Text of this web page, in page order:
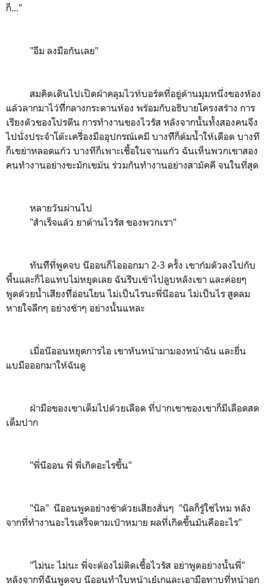
ก็..."
"อืม ลงมือกันเลย"
สมคิดเดินไปเปิดผ้าคลุมไวท์บอร์ดที่อยู่ด้านมุมหนึ่งของห้อง
แล้วลากมาไว้ทีี่กลางกระดานห้อง พร้อมกับอธิบายโครงสร้าง การ
เรียงตัวของโปรตีน การทำงานของไวรัส หลังจากนั้นทั้งสองคนจึง
ไปนั่งประจำโต๊ะเครื่องมืออุปกรณ์เคมี บางทีีก็ต้มน้ำให้เดือด บางที
ก็เขย่าหลอดแก้ว บางทีก็เพาะเชื้อในจานแก้ว ฉันเห็นพวกเขาสอง
คนทำงานอย่างขะมักเขม้น ร่วมกันทำงานอย่างสามัคคี จนในที่สุด
หลายวันผ่านไป
"สำเร็จแล้ว ยาต้านไวรัส ของพวกเรา"
ทันทีีที่พูดจบ นีออนก็ไอออกมา 2-3 ครั้ง เขาก้มตัวลงไปกับ
พื้นและก็ไอแทบไม่หยุดเลย ฉันรีบเข้าไปลูบหลังเขา และค่อยๆ
พูดด้วยน้ำเสียงทีี่อ่อนโยน ไม่เป็นไรนะพี่นีออน ไม่เป็นไร สูดลม
หายใจลึกๆ อย่างช้าๆ อย่างนั้นแหละ
เมื่อนีออนหยุดการไอ เขาหันหน้ามามองหน้าฉัน และยื่น
แบมือออกมาให้ฉันดู
ฝ่ามือของเขาเต็มไปด้วยเลือด ที่ปากเขาของเขาก็มีเลือดสด
เต็มปาก
"พี่นีออน พี่ พี่เกิดอะไรขึ้น"
"นิล" นีออนพูดอย่างช้าด้วยเสียงสั่นๆ "นิลก็รู้ใช่ไหม หลัง
จากที่ทำงานอะไรเสร็จตามเป้าหมาย ผลที่เกิดขึ้นมันคืออะไร"
"ไม่นะ ไม่นะ พี่จะต้องไม่ติดเชื้อไวรัส อย่าพูดอย่างนั้นพี่"
หลังจากที่ฉัันพูดจบ นีออนทำใบหน้าเย๋เกและเอามือทาบที่หน้าอก